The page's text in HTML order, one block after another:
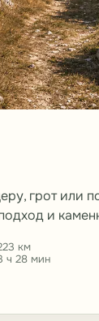
грот или
и
км
ч 28 мин